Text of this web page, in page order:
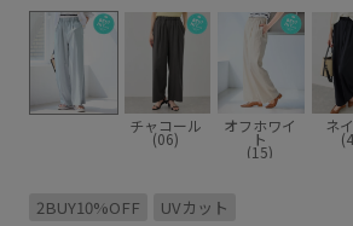
チャコール
(06)
オフホワイ
ト
(15)
ネ
2BUY10%OFF UVカット